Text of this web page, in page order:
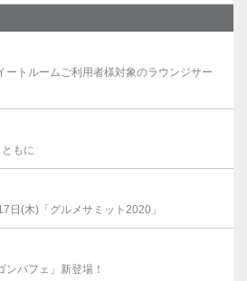
ートルームご利用者様対象のラウンジサー
もに
日(木)「グルメサミット2020」
パフェ」新登場！